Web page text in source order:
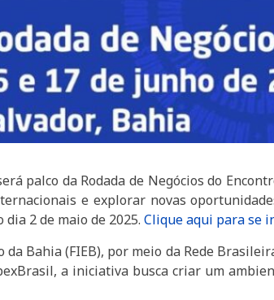
palco da Rodada de Negócios do
e explorar novas
2 de maio de 2025.Clique aqui para se
Bahia (FIEB), por meio da Rede
a iniciativa busca criar um